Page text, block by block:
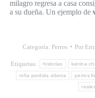
milagro regresa a casa
a su dueña. Un ejemplo de
Categoría: Perros Por
Etiquetas: historias katrina
niña perdida siberia perros